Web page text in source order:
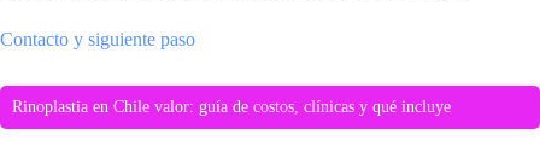
Contacto y siguiente paso
Rinoplastia en Chile valor: guía de costos, clínicas y qué incluye